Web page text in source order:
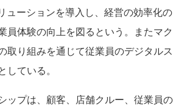
ューションを導入し、経営の効率化の
員体験の向上を図るという。またマク
取り組みを通じて従業員のデジタルス
している。
ップは、顧客、店舗クルー、従業員の